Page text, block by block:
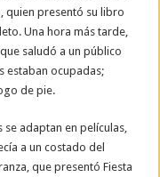
quien presentó su libro
Una hora más tarde,
saludó a un público
estaban ocupadas;
de pie.
adaptan en películas,
a un costado del
que presentó Fiesta